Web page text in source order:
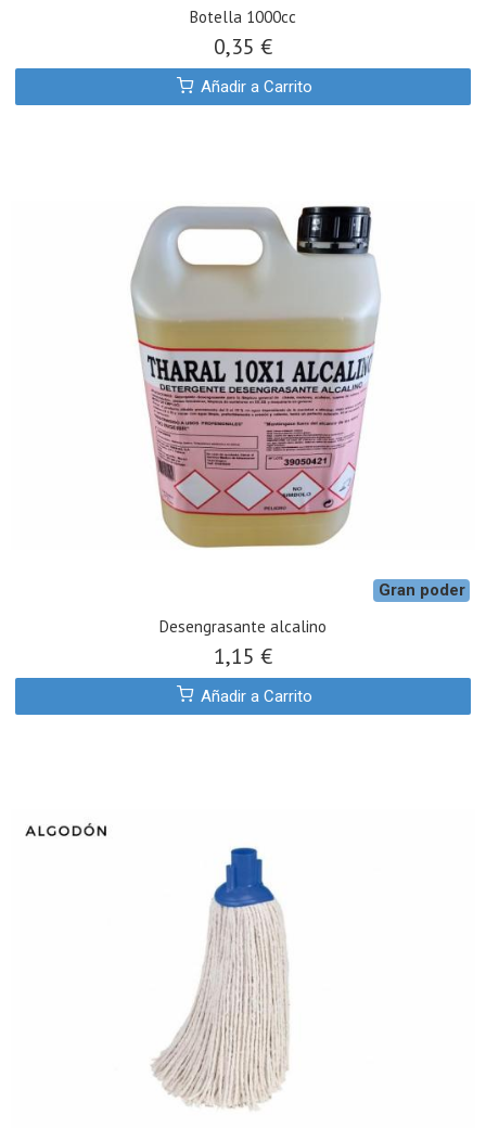
Botella 1000cc
0,35 €
Añadir a Carrito
Gran poder
Desengrasante alcalino
1,15 €
Añadir a Carrito